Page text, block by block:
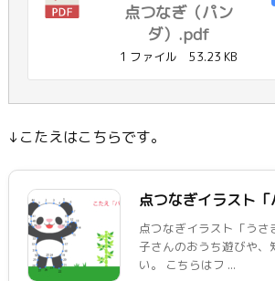
点つなぎ（パン
ダ）.pdf
1 ファイル 53.23 KB
↓こたえはこちらです。
点つなぎイラスト
点つなぎイラスト「うさ
子さんのおうち遊びや、
い。 こちらはフ ...